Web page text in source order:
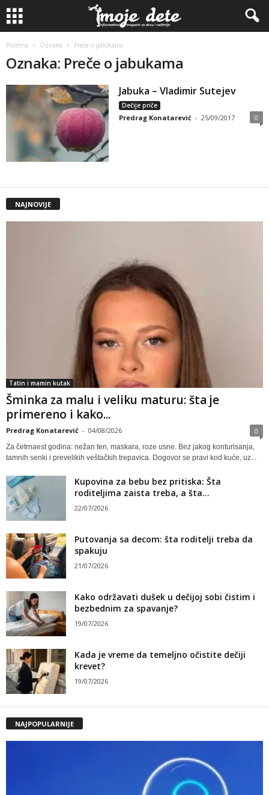
Početna Oznake Preče o jabukama
Oznaka: Preče o jabukama
Jabuka – Vladimir Sutejev
Dečije priče
Predrag Konatarević - 25/09/2017 0
NAJNOVIJE
Tatin i mamin kutak
Šminka za malu i veliku maturu: šta je
primereno i kako...
Predrag Konatarević - 04/08/2026 0
Za četrnaest godina: nežan ten, maskara, roze usne. Bez jakog konturisanja,
tamnih senki i prevelikih veštačkih trepavica. Dogovor se pravi kod kuće, uz...
Kupovina za bebu bez pritiska: Šta
roditeljima zaista treba, a šta...
22/07/2026
Putovanja sa decom: šta roditelji treba da
spakuju
21/07/2026
Kako održavati dušek u dečijoj sobi čistim i
bezbednim za spavanje?
19/07/2026
Kada je vreme da temeljno očistite dečiji
krevet?
19/07/2026
NAJPOPULARNIJE